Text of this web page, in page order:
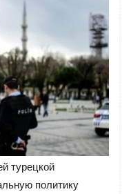
турецкой
политику